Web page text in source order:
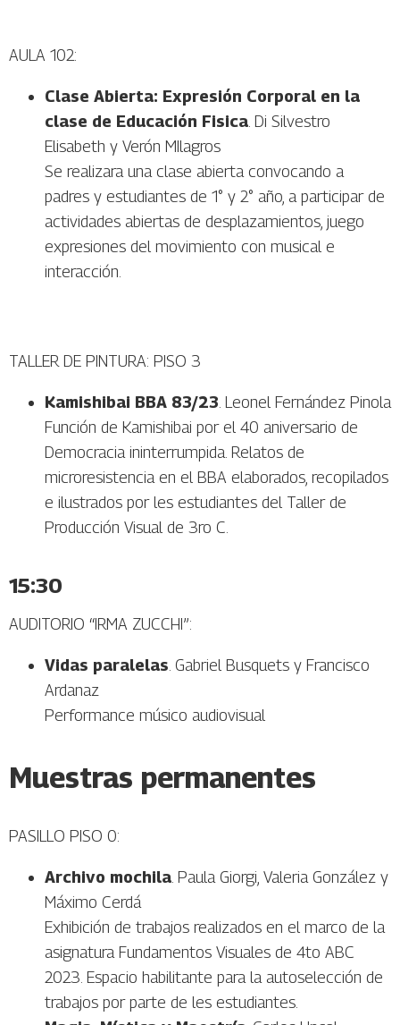
AULA 102:
Clase Abierta: Expresión Corporal en la
clase de Educación Fisica. Di Silvestro
Elisabeth y Verón MIlagros
Se realizara una clase abierta convocando a
padres y estudiantes de 1° y 2° año, a participar de
actividades abiertas de desplazamientos, juego
expresiones del movimiento con musical e
interacción.
TALLER DE PINTURA: PISO 3
Kamishibai BBA 83/23. Leonel Fernández Pinola
Función de Kamishibai por el 40 aniversario de
Democracia ininterrumpida. Relatos de
microresistencia en el BBA elaborados, recopilados
e ilustrados por les estudiantes del Taller de
Producción Visual de 3ro C.
15:30
AUDITORIO “IRMA ZUCCHI”:
Vidas paralelas. Gabriel Busquets y Francisco
Ardanaz
Performance músico audiovisual
Muestras permanentes
PASILLO PISO 0:
Archivo mochila . Paula Giorgi, Valeria González y
Máximo Cerdá
Exhibición de trabajos realizados en el marco de la
asignatura Fundamentos Visuales de 4to ABC
2023. Espacio habilitante para la autoselección de
trabajos por parte de les estudiantes.